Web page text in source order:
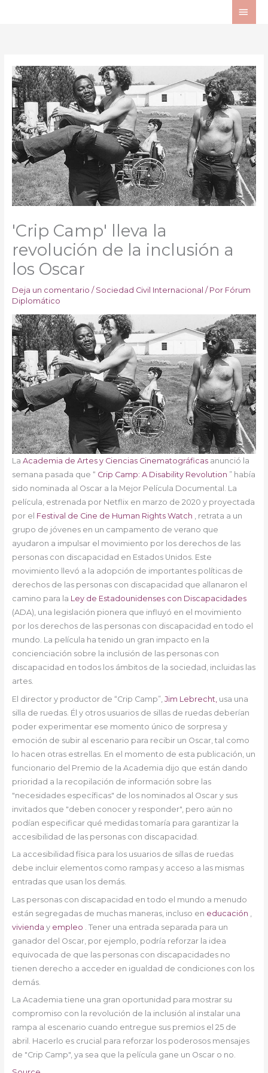
'Crip Camp' lleva la
revolución de la inclusión a
los Oscar
Deja un comentario / Sociedad Civil Internacional / Por Fórum
Diplomático
La Academia de Artes y Ciencias Cinematográficasanunció la
semana pasada que “ Crip Camp: A Disability Revolution ” había
sido nominada al Oscar a la Mejor Película Documental. La
película, estrenada por Netflix en marzo de 2020 y proyectada
por el Festival de Cine de Human Rights Watch , retrata a un
grupo de jóvenes en un campamento de verano que
ayudaron a impulsar el movimiento por los derechos de las
personas con discapacidad en Estados Unidos. Este
movimiento llevó a la adopción de importantes políticas de
derechos de las personas con discapacidad que allanaron el
camino para la Ley de Estadounidenses con Discapacidades
(ADA), una legislación pionera que influyó en el movimiento
por los derechos de las personas con discapacidad en todo el
mundo. La película ha tenido un gran impacto en la
concienciación sobre la inclusión de las personas con
discapacidad en todos los ámbitos de la sociedad, incluidas las
artes.
El director y productor de “Crip Camp”, Jim Lebrecht, usa una
silla de ruedas. Él y otros usuarios de sillas de ruedas deberían
poder experimentar ese momento único de sorpresa y
emoción de subir al escenario para recibir un Oscar, tal como
lo hacen otras estrellas. En el momento de esta publicación, un
funcionario del Premio de la Academia dijo que están dando
prioridad a la recopilación de información sobre las
"necesidades específicas" de los nominados al Oscar y sus
invitados que "deben conocer y responder", pero aún no
podían especificar qué medidas tomaría para garantizar la
accesibilidad de las personas con discapacidad.
La accesibilidad física para los usuarios de sillas de ruedas
debe incluir elementos como rampas y acceso a las mismas
entradas que usan los demás.
Las personas con discapacidad en todo el mundo a menudo
están segregadas de muchas maneras, incluso en educación
vivienda y empleo . Tener una entrada separada para un
ganador del Oscar, por ejemplo, podría reforzar la idea
equivocada de que las personas con discapacidades no
tienen derecho a acceder en igualdad de condiciones con los
demás.
La Academia tiene una gran oportunidad para mostrar su
compromiso con la revolución de la inclusión al instalar una
rampa al escenario cuando entregue sus premios el 25 de
abril. Hacerlo es crucial para reforzar los poderosos mensajes
de "Crip Camp", ya sea que la película gane un Oscar o no.